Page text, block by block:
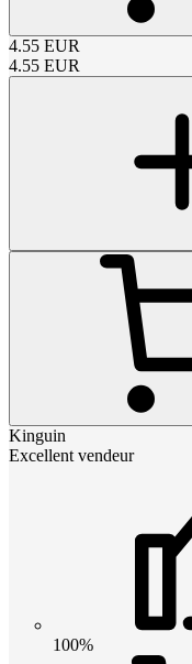
4.55 EUR
4.55 EUR
Kinguin
Excellent vendeur
100%